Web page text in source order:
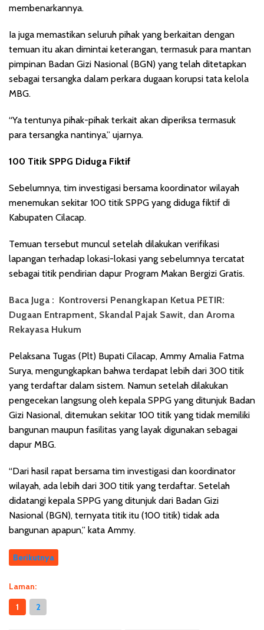
membenarkannya.
Ia juga memastikan seluruh pihak yang berkaitan dengan
temuan itu akan dimintai keterangan, termasuk para mantan
pimpinan Badan Gizi Nasional (BGN) yang telah ditetapkan
sebagai tersangka dalam perkara dugaan korupsi tata kelola
MBG.
“Ya tentunya pihak-pihak terkait akan diperiksa termasuk
para tersangka nantinya,” ujarnya.
100 Titik SPPG Diduga Fiktif
Sebelumnya, tim investigasi bersama koordinator wilayah
menemukan sekitar 100 titik SPPG yang diduga fiktif di
Kabupaten Cilacap.
Temuan tersebut muncul setelah dilakukan verifikasi
lapangan terhadap lokasi-lokasi yang sebelumnya tercatat
sebagai titik pendirian dapur Program Makan Bergizi Gratis.
Baca Juga : Kontroversi Penangkapan Ketua PETIR:
Dugaan Entrapment, Skandal Pajak Sawit, dan Aroma
Rekayasa Hukum
Pelaksana Tugas (Plt) Bupati Cilacap, Ammy Amalia Fatma
Surya, mengungkapkan bahwa terdapat lebih dari 300 titik
yang terdaftar dalam sistem. Namun setelah dilakukan
pengecekan langsung oleh kepala SPPG yang ditunjuk Badan
Gizi Nasional, ditemukan sekitar 100 titik yang tidak memiliki
bangunan maupun fasilitas yang layak digunakan sebagai
dapur MBG.
“Dari hasil rapat bersama tim investigasi dan koordinator
wilayah, ada lebih dari 300 titik yang terdaftar. Setelah
didatangi kepala SPPG yang ditunjuk dari Badan Gizi
Nasional (BGN), ternyata titik itu (100 titik) tidak ada
bangunan apapun,” kata Ammy.
Berikutnya
Laman:
1
2